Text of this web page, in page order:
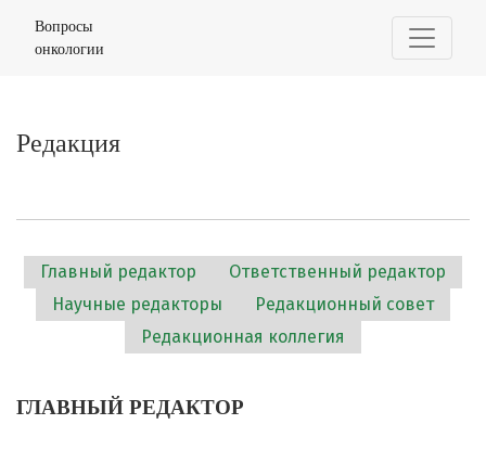
Вопросы
онкологии
Редакция
Главный редактор
Ответственный редактор
Научные редакторы
Редакционный совет
Редакционная коллегия
ГЛАВНЫЙ РЕДАКТОР